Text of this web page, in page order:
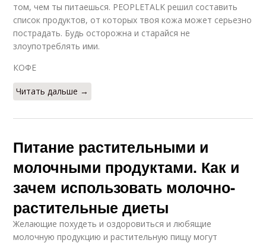
том, чем ты питаешься. PEOPLETALK решил составить
список продуктов, от которых твоя кожа может серьезно
пострадать. Будь осторожна и старайся не
злоупотреблять ими.
КОФЕ
Читать дальше →
Питание растительными и
молочными продуктами. Как и
зачем использовать молочно-
растительные диеты
Желающие похудеть и оздоровиться и любящие
молочную продукцию и растительную пищу могут